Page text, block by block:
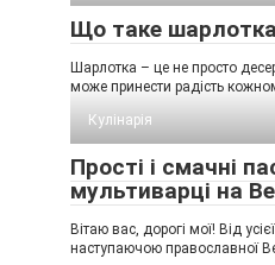
Що таке
Шарлотка – це не просто
може принести радість
Кулінарія
Прості і смачні
мультиварці на
Вітаю вас, дорогі мої! Від
наступаючою православної